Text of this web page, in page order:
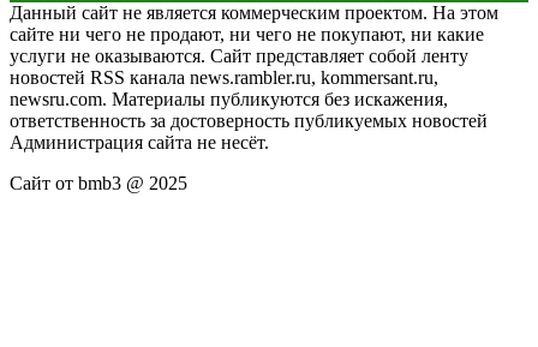
Данный сайт не является коммерческим проектом. На этом
сайте ни чего не продают, ни чего не покупают, ни какие
услуги не оказываются. Сайт представляет собой ленту
новостей RSS канала news.rambler.ru, kommersant.ru,
newsru.com. Материалы публикуются без искажения,
ответственность за достоверность публикуемых новостей
Администрация сайта не несёт.
Сайт от bmb3 @ 2025